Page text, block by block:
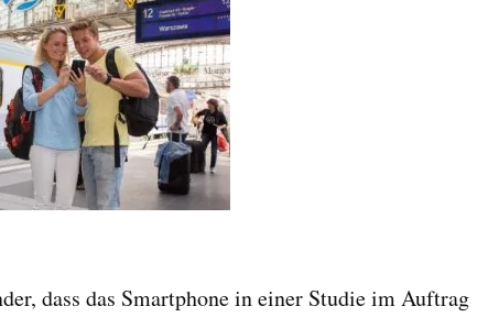
dass das Smartphone in einer Studie im Auftrag